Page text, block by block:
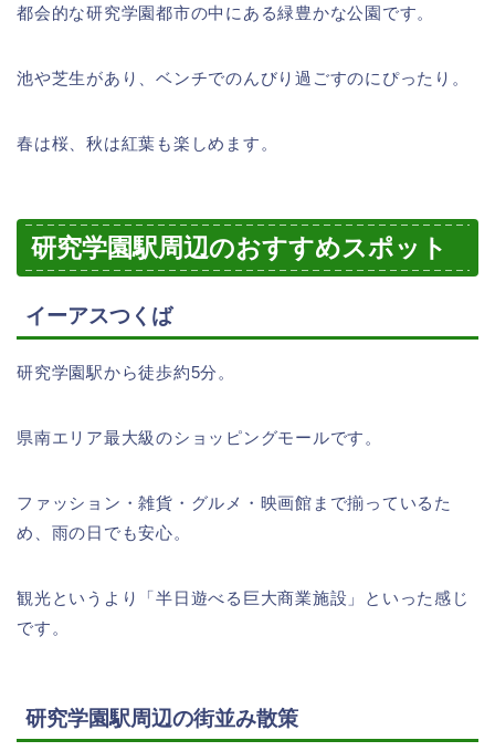
都会的な研究学園都市の中にある緑豊かな公園です。
池や芝生があり、ベンチでのんびり過ごすのにぴったり。
春は桜、秋は紅葉も楽しめます。
研究学園駅周辺のおすすめスポット
イーアスつくば
研究学園駅から徒歩約5分。
県南エリア最大級のショッピングモールです。
ファッション・雑貨・グルメ・映画館まで揃っているた
め、雨の日でも安心。
観光というより「半日遊べる巨大商業施設」といった感じ
です。
研究学園駅周辺の街並み散策